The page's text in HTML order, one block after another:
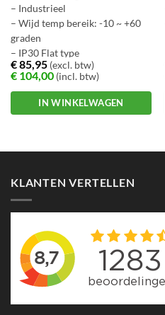
– Industrieel
– Wijd temp bereik: -10 ~ +60
graden
– IP30 Flat type
€85,95(excl. btw)
€104,00(incl. btw)
IN WINKELWAGEN
KLANTEN VERTELLEN